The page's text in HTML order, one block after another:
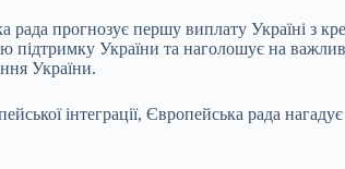
прогнозує першу виплату Україні з
України та наголошує на
України.
інтеграції, Європейська рада